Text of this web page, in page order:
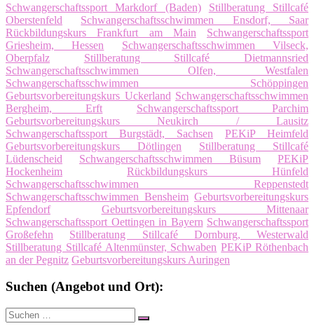
Schwangerschaftssport Markdorf (Baden)
Stillberatung Stillcafé
Oberstenfeld
Schwangerschaftsschwimmen Ensdorf, Saar
Rückbildungskurs Frankfurt am Main
Schwangerschaftssport
Griesheim, Hessen
Schwangerschaftsschwimmen Vilseck,
Oberpfalz
Stillberatung Stillcafé Dietmannsried
Schwangerschaftsschwimmen Olfen, Westfalen
Schwangerschaftsschwimmen Schöppingen
Geburtsvorbereitungskurs Uckerland Schwangerschaftsschwimmen
Bergheim, Erft
Schwangerschaftssport Parchim
Geburtsvorbereitungskurs Neukirch / Lausitz
Schwangerschaftssport Burgstädt, Sachsen
PEKiP Heimfeld
Geburtsvorbereitungskurs Dötlingen
Stillberatung Stillcafé
Lüdenscheid
Schwangerschaftsschwimmen Büsum
PEKiP
Hockenheim
Rückbildungskurs Hünfeld
Schwangerschaftsschwimmen Reppenstedt
Schwangerschaftsschwimmen Bensheim Geburtsvorbereitungskurs
Epfendorf
Geburtsvorbereitungskurs Mittenaar
Schwangerschaftssport Oettingen in Bayern Schwangerschaftssport
Großefehn
Stillberatung Stillcafé Dornburg, Westerwald
Stillberatung Stillcafé Altenmünster, Schwaben PEKiP Röthenbach
an der Pegnitz Geburtsvorbereitungskurs Auringen
Suchen (Angebot und Ort):
Suche
nach:
Suchen